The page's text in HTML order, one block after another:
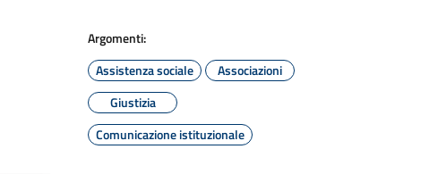
Argomenti:
Assistenza sociale
Associazioni
Giustizia
Comunicazione istituzionale